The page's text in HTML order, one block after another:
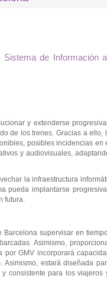
de Información
y extenderse
de los trenes. Gracias a ello,
posibles incidencias en
y audiovisuales,
la infraestructura
pueda implantarse
futura.
supervisar en
Asimismo,
GMV incorporará
estará diseñada
consistente para los